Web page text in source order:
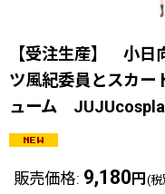
【受注生産】 小
ツ風紀委員とスカ
ューム
販売価格: 9,180 円 (税